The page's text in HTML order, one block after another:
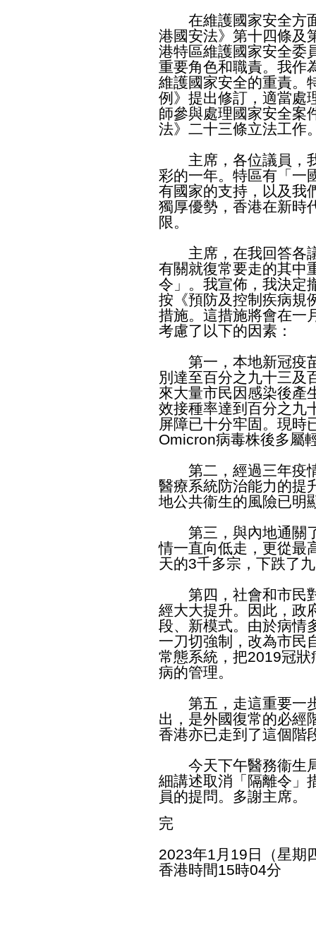
在維護國家安全方面
港國安法》第十四條及
港特區維護國家安全委
重要角色和職責。我作
維護國家安全的重責。
例》提出修訂，適當處
師參與處理國家安全案
法》二十三條立法工作
主席，各位議員，我
彩的一年。特區有「一
有國家的支持，以及我
獨厚優勢，香港在新時
限。
主席，在我回答各議
有關就復常要走的其中
令」。我宣佈，我決定
按《預防及控制疾病規
措施。這措施將會在一
考慮了以下的因素：
第一，本地新冠疫苗
別達至百分之九十三及
來大量市民因感染後產
效接種率達到百分之九
屏障已十分牢固。現時
Omicron病毒株後多屬
第二，經過三年疫情
醫療系統防治能力的提
地公共衞生的風險已明
第三，與內地通關了
情一直向低走，更從最
天的3千多宗，下跌了
第四，社會和市民對
經大大提升。因此，政
段、新模式。由於病情
一刀切強制，改為市民
常態系統，把2019冠
病的管理。
第五，走這重要一步
出，是外國復常的必經
香港亦已走到了這個階
今天下午醫務衞生局
細講述取消「隔離令」
員的提問。多謝主席。
完
2023年1月19日（星期
香港時間15時04分